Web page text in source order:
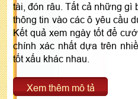
tài, đón râu. Tất cả những gì
thông tin vào các ô yêu cầu
Kết quả xem ngày tốt để
chính xác nhất dựa trên
tốt xấu khác nhau.
Xem thêm mô tả